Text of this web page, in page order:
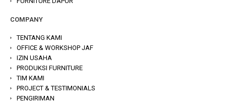
COMPANY
TENTANG KAMI
OFFICE & WORKSHOP JAF
IZIN USAHA
PRODUKSI FURNITURE
TIM KAMI
PROJECT & TESTIMONIALS
PENGIRIMAN